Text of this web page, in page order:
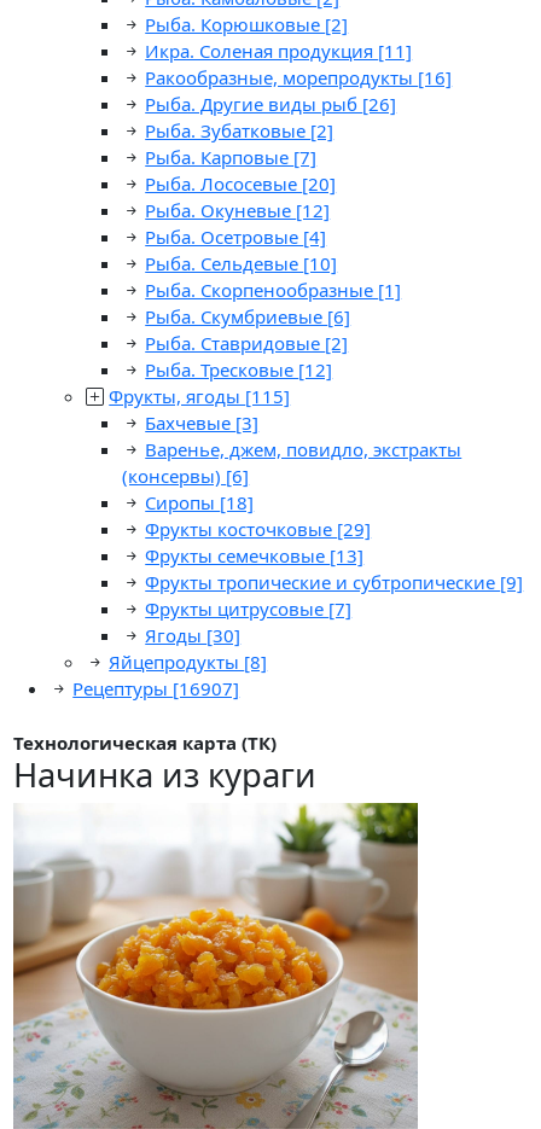
Рыба. Корюшковые [2]
Икра. Соленая продукция [11]
Ракообразные, морепродукты [16]
Рыба. Другие виды рыб [26]
Рыба. Зубатковые [2]
Рыба. Карповые [7]
Рыба. Лососевые [20]
Рыба. Окуневые [12]
Рыба. Осетровые [4]
Рыба. Сельдевые [10]
Рыба. Скорпенообразные [1]
Рыба. Скумбриевые [6]
Рыба. Ставридовые [2]
Рыба. Тресковые [12]
Фрукты, ягоды [115]
Бахчевые [3]
Варенье, джем, повидло, экстракты
(консервы) [6]
Сиропы [18]
Фрукты косточковые [29]
Фрукты семечковые [13]
Фрукты тропические и субтропические [9]
Фрукты цитрусовые [7]
Ягоды [30]
Яйцепродукты [8]
Рецептуры [16907]
Технологическая карта (ТК)
Начинка из кураги